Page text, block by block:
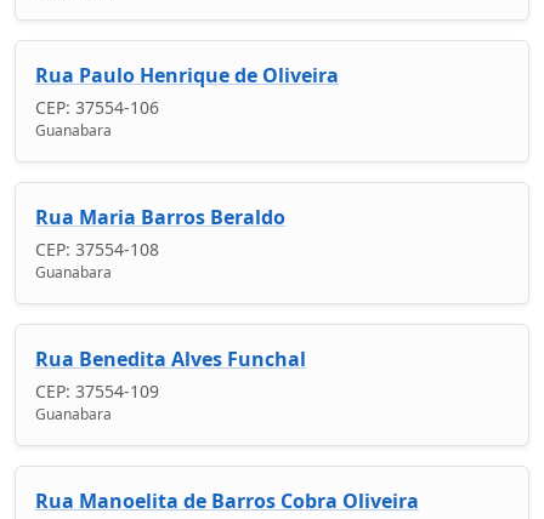
Rua Paulo Henrique de Oliveira
CEP: 37554-106
Guanabara
Rua Maria Barros Beraldo
CEP: 37554-108
Guanabara
Rua Benedita Alves Funchal
CEP: 37554-109
Guanabara
Rua Manoelita de Barros Cobra Oliveira